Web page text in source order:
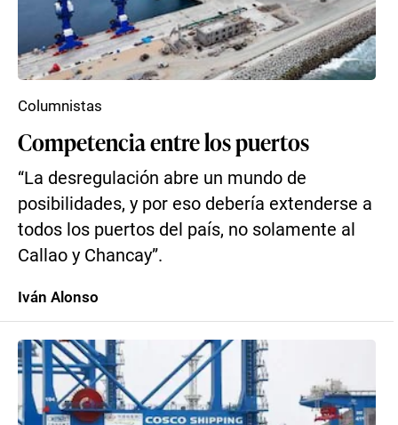
Competencia entre los puertos
“La desregulación abre un mundo de
posibilidades, y por eso debería extenderse a
todos los puertos del país, no solamente al
Callao y Chancay”.
Columnistas
Iván Alonso